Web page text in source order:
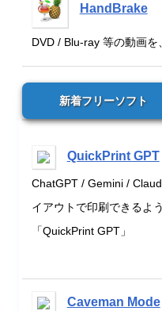
HandBrake
DVD / Blu-ray 等の動画
新着フリーソフト
QuickPrint GPT
ChatGPT / Gemini /
イアウトで印刷できるよ
「QuickPrint GPT」
Caveman Mode